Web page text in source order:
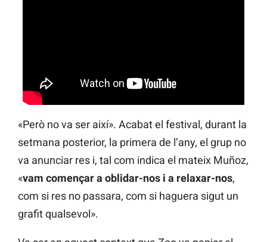
«Però no va ser així». Acabat el festival, durant la
setmana posterior, la primera de l’any, el grup no
va anunciar res i, tal com indica el mateix Muñoz,
«vam començar a oblidar-nos i a relaxar-nos,
com si res no passara, com si haguera sigut un
grafit qualsevol».